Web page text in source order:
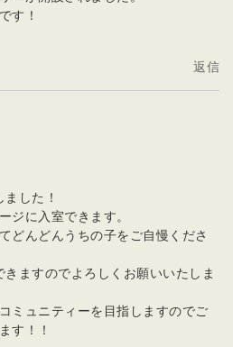
す！
返信
した！
ジに入室できます。
どんどんうちの子をご自慢くださ
ますのでよろしくお願いいたしま
ミュニティーを目指しますのでご
す！！